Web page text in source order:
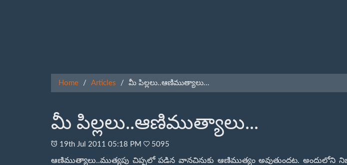
Home Articles మీ పిల్లలు..ఆణిముత్యాలు...
మీ పిల్లలు..ఆణిముత్యాలు...
19th Jul 2011 05:18 PM 5095
ఆణిముత్యాలు..ముత్యపు చిప్పలో పడిన వానచినుకు ఆణిముత్యం అవుతుందట. అందులోని